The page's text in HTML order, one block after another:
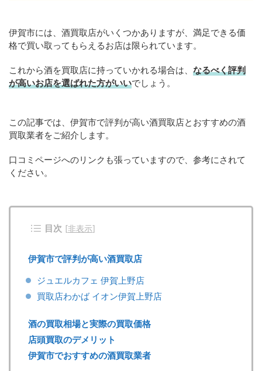
伊賀市には、酒買取店がいくつかありますが、満足できる価
格で買い取ってもらえるお店は限られています。
これから酒を買取店に持っていかれる場合は、 なるべく評判
が高いお店を選ばれた方がいいでしょう。
この記事では、伊賀市で評判が高い酒買取店とおすすめの酒
買取業者をご紹介します。
口コミページへのリンクも張っていますので、参考にされて
ください。
目次 [非表示]
伊賀市で評判が高い酒買取店
ジュエルカフェ 伊賀上野店
買取店わかば イオン伊賀上野店
酒の買取相場と実際の買取価格
店頭買取のデメリット
伊賀市でおすすめの酒買取業者